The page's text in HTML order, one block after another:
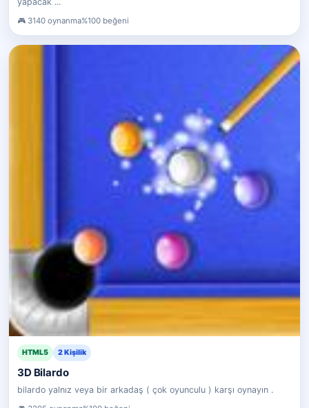
3140 oynanma%100 beğeni
HTML5 2 Kişilik
3D Bilardo
bilardo yalnız veya bir arkadaş ( çok oyunculu ) karşı oynayın .